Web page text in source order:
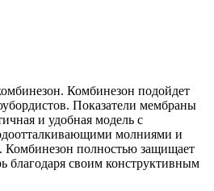
Комбинезон подойдет
Показатели мембраны
и удобная модель с
молниями и
Комбинезон полностью защищает
благодаря своим конструктивным